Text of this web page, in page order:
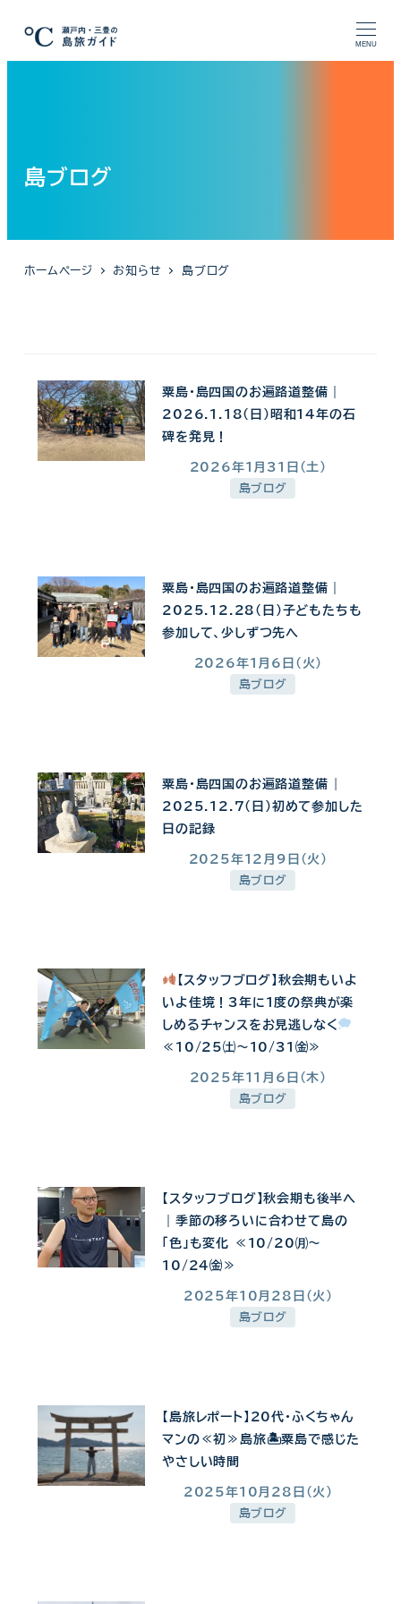
移
MENU
島ブログ
ホームページ お知らせ 島ブログ
粟島・島四国のお遍路道整備｜
2026.1.18（日）昭和14年の石
碑を発見！
2026年1月31日(土)
島ブログ
粟島・島四国のお遍路道整備｜
2025.12.28（日）子どもたちも
参加して、少しずつ先へ
投稿日
2026年1月6日(火)
島ブログ
粟島・島四国のお遍路道整備 |
2025.12.7（日）初めて参加した
日の記録
2025年12月9日(火)
島ブログ
【スタッフブログ】秋会期もいよ
いよ佳境！3年に1度の祭典が楽
しめるチャンスをお見逃しなく
≪10/25㈯～10/31㈮≫
2025年11月6日(木)
島ブログ
【スタッフブログ】秋会期も後半へ
｜季節の移ろいに合わせて島の
「色」も変化 ≪10/20㈪～
10/24㈮≫
2025年10月28日(火)
島ブログ
【島旅レポート】20代・ふくちゃん
マンの≪初≫島旅🏝粟島で感じた
やさしい時間
2025年10月28日(火)
島ブログ